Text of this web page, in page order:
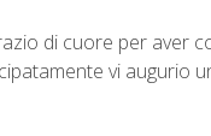
di cuore per aver
vi augurio